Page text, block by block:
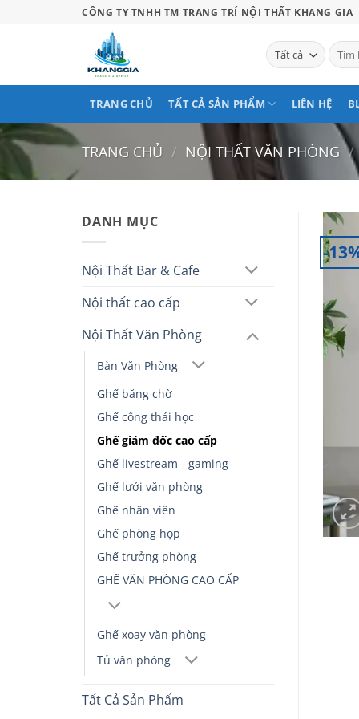
CÔNG TY TNHH TM TRANG TRÍ NỘI THẤT KHANG GIA
Tìm
kiếm:
TRANG CHỦ TẤT CẢ SẢN PHẨM LIÊN HỆ
TRANG CHỦ / NỘI THẤT VĂN PHÒNG /
DANH MỤC
Nội Thất Bar & Cafe
Nội thất cao cấp
Nội Thất Văn Phòng
Bàn Văn Phòng
Ghế băng chờ
Ghế công thái học
Ghế giám đốc cao cấp
Ghế livestream - gaming
Ghế lưới văn phòng
Ghế nhân viên
Ghế phòng họp
Ghế trưởng phòng
GHẾ VĂN PHÒNG CAO CẤP
Ghế xoay văn phòng
Tủ văn phòng
Tất Cả Sản Phẩm
-